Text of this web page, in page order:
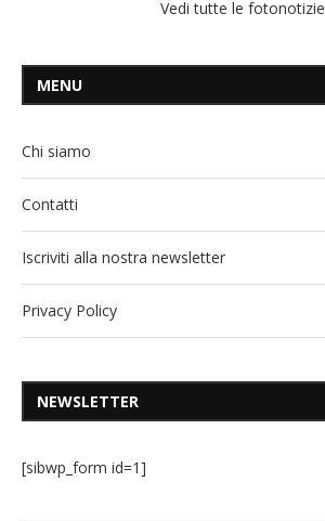
Vedi tutte le fotonotizie
MENU
Chi siamo
Contatti
Iscriviti alla nostra newsletter
Privacy Policy
NEWSLETTER
[sibwp_form id=1]